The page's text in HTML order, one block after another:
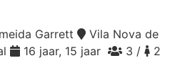
Garrett
Vila Nova de
16 jaar, 15 jaar 3 / 2